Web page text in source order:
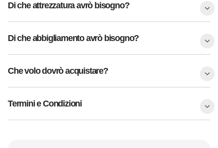
Di che attrezzatura avrò bisogno?
Di che abbigliamento avrò bisogno?
Che volo dovrò acquistare?
Termini e Condizioni